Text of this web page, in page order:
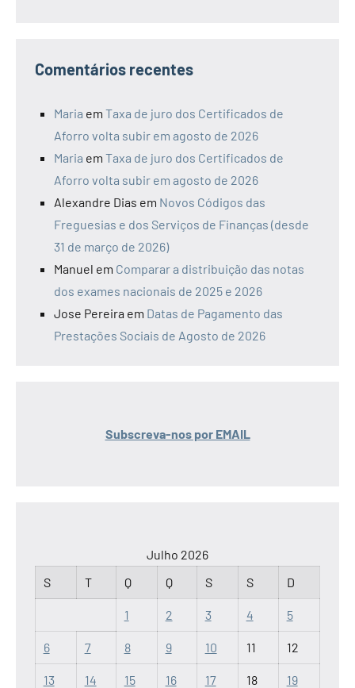
Comentários recentes
Maria em Taxa de juro dos Certificados de
Aforro volta subir em agosto de 2026
Maria em Taxa de juro dos Certificados de
Aforro volta subir em agosto de 2026
Alexandre Dias em Novos Códigos das
Freguesias e dos Serviços de Finanças (desde
31 de março de 2026)
Manuel em Comparar a distribuição das notas
dos exames nacionais de 2025 e 2026
Jose Pereira em Datas de Pagamento das
Prestações Sociais de Agosto de 2026
Subscreva-nos por EMAIL
Julho 2026
S
T Q Q S S D
1 2 3 4 5
6 7 8 9 10 11 12
13 14 15 16 17 18 19